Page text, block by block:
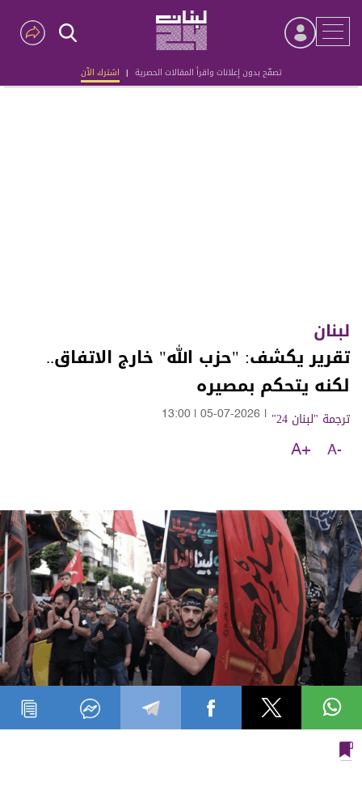
تصفّح بدون إعلانات واقرأ المقالات الحصرية | اشترك الآن
Advertisement
لبنان
تقرير يكشف: "حزب الله" خارج الاتفاق..
لكنه يتحكم بمصيره
ترجمة "لبنان 24" 05-07-2026
13:00
A-
A+